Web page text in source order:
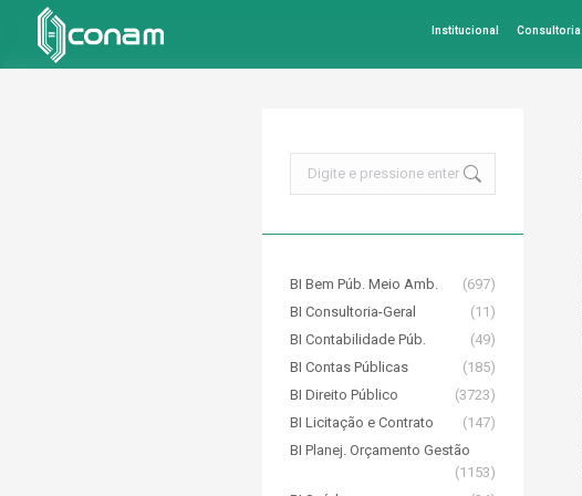
Institucional Consultoria
BI Bem Púb. Meio Amb.
(697)
BI Consultoria-Geral
(11)
BI Contabilidade Púb.
(49)
BI Contas Públicas
(185)
BI Direito Público
(3723)
BI Licitação e Contrato
(147)
BI Planej. Orçamento Gestão
(1153)